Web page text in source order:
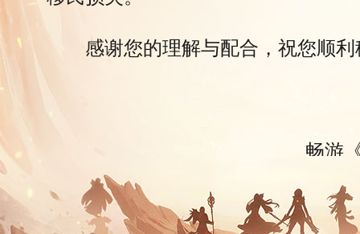
感谢您的理解与配合，祝您顺
畅游